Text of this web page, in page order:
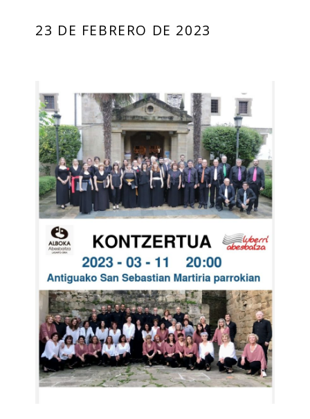
23 DE FEBRERO DE 2023